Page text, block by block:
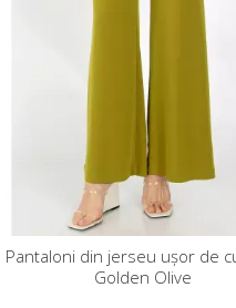
Pantaloni din jerseu ușor de
Golden Olive